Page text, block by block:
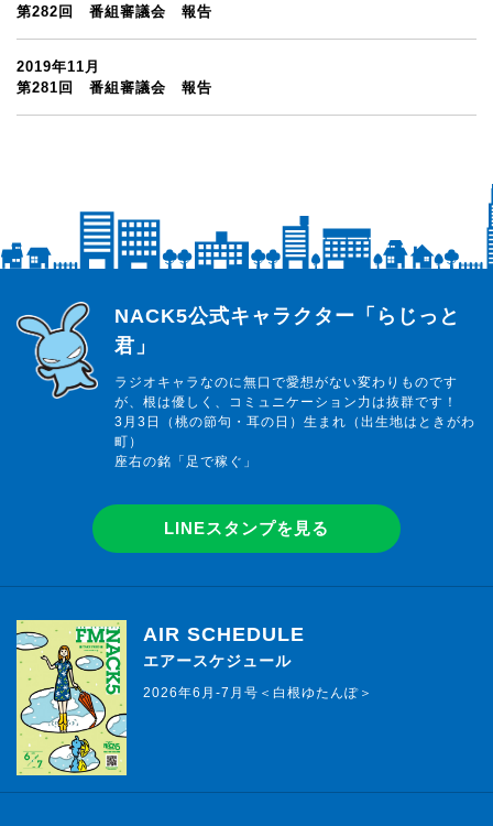
第282回 番組審議会 報告
2019年11月
第281回 番組審議会 報告
らじっと君
NACK5公式キャラクター「らじっと
君」
ラジオキャラなのに無口で愛想がない変わりものです
が、根は優しく、コミュニケーション力は抜群です！
3月3日（桃の節句・耳の日）生まれ（出生地はときがわ
町）
座右の銘「足で稼ぐ」
LINEスタンプを見る
AIR SCHEDULE
エアースケジュール
2026年6月-7月号＜白根ゆたんぽ＞